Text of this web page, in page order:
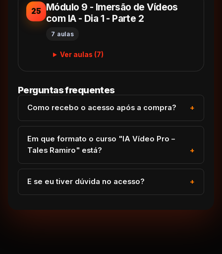
25
Módulo 9 - Imersão de Vídeos
com IA - Dia 1 - Parte 2
7 aulas
Ver aulas (7)
Perguntas frequentes
Como recebo o acesso após a compra?
Em que formato o curso "IA Vídeo Pro –
Tales Ramiro" está?
E se eu tiver dúvida no acesso?